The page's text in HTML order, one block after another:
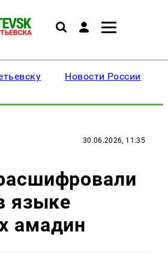
Новости России
30.06.2026, 11:35
языке
амадин